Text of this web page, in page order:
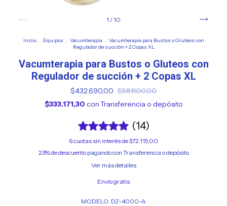
1 /10
Inicio . Equipos . Vacumterapia . Vacumterapia para Bustos o Gluteos con
Regulador de succión + 2 Copas XL
Vacumterapia para Bustos o Gluteos con
Regulador de succión + 2 Copas XL
$432.690,00 $581.100,00
$333.171,30 conTransferencia o depósito
(14)
6cuotas sin interés de$72.115,00
23% de descuentopagando con Transferencia o depósito
Ver más detalles
Envío gratis
MODELO: DZ-4000-A